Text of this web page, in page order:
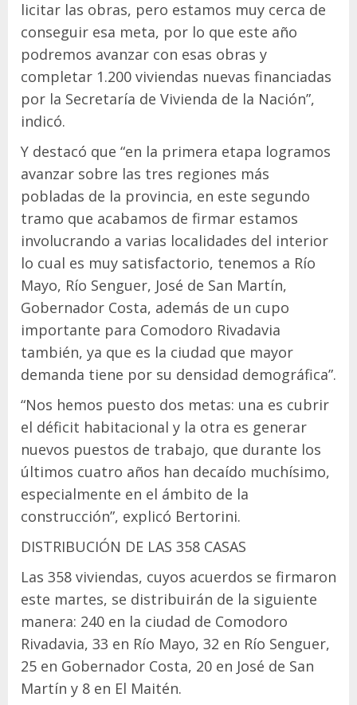
licitar las obras, pero estamos muy cerca de
conseguir esa meta, por lo que este año
podremos avanzar con esas obras y
completar 1.200 viviendas nuevas financiadas
por la Secretaría de Vivienda de la Nación”,
indicó.
Y destacó que “en la primera etapa logramos
avanzar sobre las tres regiones más
pobladas de la provincia, en este segundo
tramo que acabamos de firmar estamos
involucrando a varias localidades del interior
lo cual es muy satisfactorio, tenemos a Río
Mayo, Río Senguer, José de San Martín,
Gobernador Costa, además de un cupo
importante para Comodoro Rivadavia
también, ya que es la ciudad que mayor
demanda tiene por su densidad demográfica”.
“Nos hemos puesto dos metas: una es cubrir
el déficit habitacional y la otra es generar
nuevos puestos de trabajo, que durante los
últimos cuatro años han decaído muchísimo,
especialmente en el ámbito de la
construcción”, explicó Bertorini.
DISTRIBUCIÓN DE LAS 358 CASAS
Las 358 viviendas, cuyos acuerdos se firmaron
este martes, se distribuirán de la siguiente
manera: 240 en la ciudad de Comodoro
Rivadavia, 33 en Río Mayo, 32 en Río Senguer,
25 en Gobernador Costa, 20 en José de San
Martín y 8 en El Maitén.